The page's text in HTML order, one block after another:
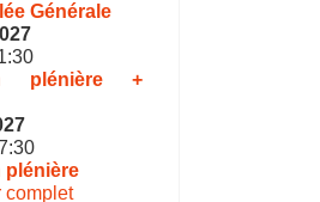
Générale
plénière +
plénière
complet